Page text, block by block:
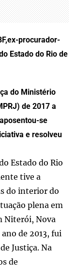
procurador-
Estado do Rio de
do Ministério
de 2017 a
se
e resolveu
Estado do Rio
tive a
do interior do
plena em
Niterói, Nova
de 2013, fui
Justiça. Na
de